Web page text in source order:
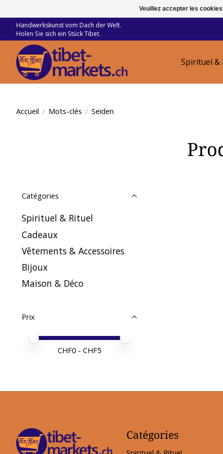
Handwerkskunst vom Dach der Welt.
Holen Sie sich ein Stück Tibet.
Spirituel &
Accueil / Mots-clés / Seiden
Catégories
Spirituel & Rituel
Cadeaux
Vêtements & Accessoires
Bijoux
Maison & Déco
Prix
Prix minimum
Price maximum value
CHF0 - CHF5
Catégories
Veuillez accepter les